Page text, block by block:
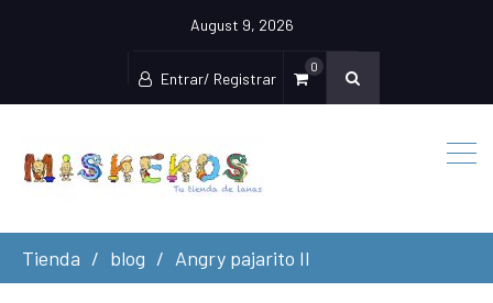
August 9, 2026
Entrar/ Registrar
0
Tienda blog Angry pajarito II